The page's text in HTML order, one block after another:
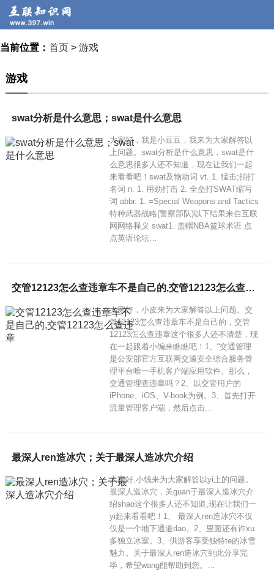
当前位置： 首页 > 游戏
游戏
swat分析是什么意思；swat是什么意思
大家好，我是小豆豆，我来为大家解答以
上问题。swat分析是什么意思，swat是什
么意思很多人还不知道，现在让我们一起
来看看吧！swat及物动词 vt. 1. 猛击;拍打
名词 n. 1. 用劲打击 2. 全垒打SWAT缩写
词 abbr. 1. =Special Weapons and Tactics
特种武器战略(警察部队)以下结果来自互联
网网络释义 swat1. 盖帽NBA篮球术语 点
点英语论坛…
交管12123怎么查违章车不是自己的,交管12123怎么查违章
大家好，小皮来为大家解答以上问题。交
管12123怎么查违章车不是自己的，交管
12123怎么查违章这个很多人还不清楚，现
在一起跟着小编来瞧瞧吧！1、“交通管理
是公安部官方互联网交通安全综合服务管
理平台唯一手机客户端应用软件。那么，
交通管理查违章吗？2、以交管用户的
iPhone、iOS、V-book为例。3、首先打开
流量管理客户端，然后点击…
最深人ren造冰穴；关于最深人造冰穴介绍
大家好,小钱来为大家解答以yi上的问题。
最深人造冰穴，关guan于最深人造冰穴介
绍shao这个很多人还不知道,现在让我们一
yi起来看看吧！1、 最深人ren造冰穴不仅
仅是一个地下通道dao。2、里面还有许xu
多独立冰室。3、供游客享受独特te的冰雪
魅力。关于最深人ren造冰穴到此分享完
毕，希望wang能帮助到您。…